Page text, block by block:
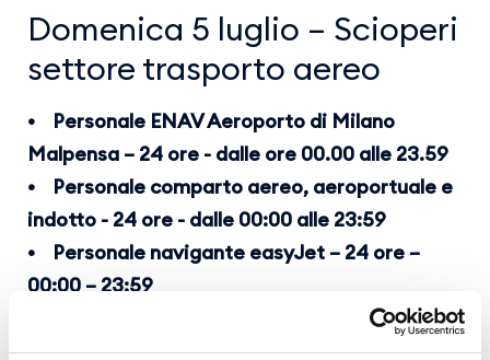
Domenica 5 luglio – Scioperi
settore trasporto aereo
• Personale ENAV Aeroporto di Milano
Malpensa – 24 ore - dalle ore 00.00 alle 23.59
• Personale comparto aereo, aeroportuale e
indotto - 24 ore - dalle 00:00 alle 23:59
• Personale navigante easyJet – 24 ore –
00:00 – 23:59